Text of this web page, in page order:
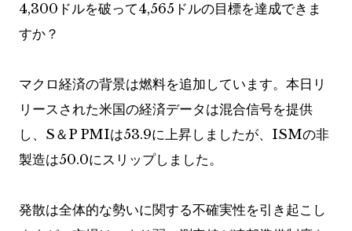
4,300ドルを破って4,565ドルの目標を達成できま
すか？
マクロ経済の背景は燃料を追加しています。本日リ
リースされた米国の経済データは混合信号を提供
し、S＆P PMIは53.9に上昇しましたが、ISMの非
製造は50.0にスリップしました。
発散は全体的な勢いに関する不確実性を引き起こし